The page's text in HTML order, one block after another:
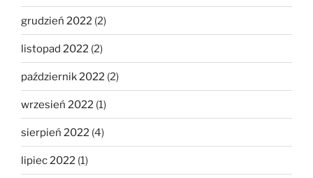
grudzień 2022 (2)
listopad 2022 (2)
październik 2022 (2)
wrzesień 2022 (1)
sierpień 2022 (4)
lipiec 2022 (1)